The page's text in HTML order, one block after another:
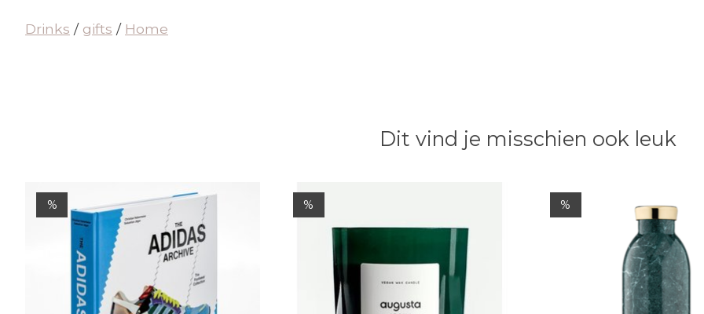
Drinks / gifts / Home
Dit vind je misschien ook leuk
Items van productcarrousel
% % %